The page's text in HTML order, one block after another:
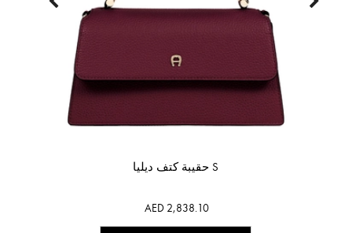
حقيبة كتف ديليا S
AED 2,838.10